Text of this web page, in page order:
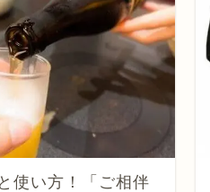
使い方！「ご相伴